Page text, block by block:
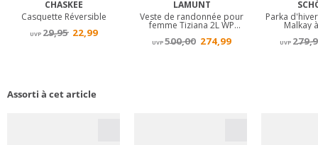
Assorti à cet article